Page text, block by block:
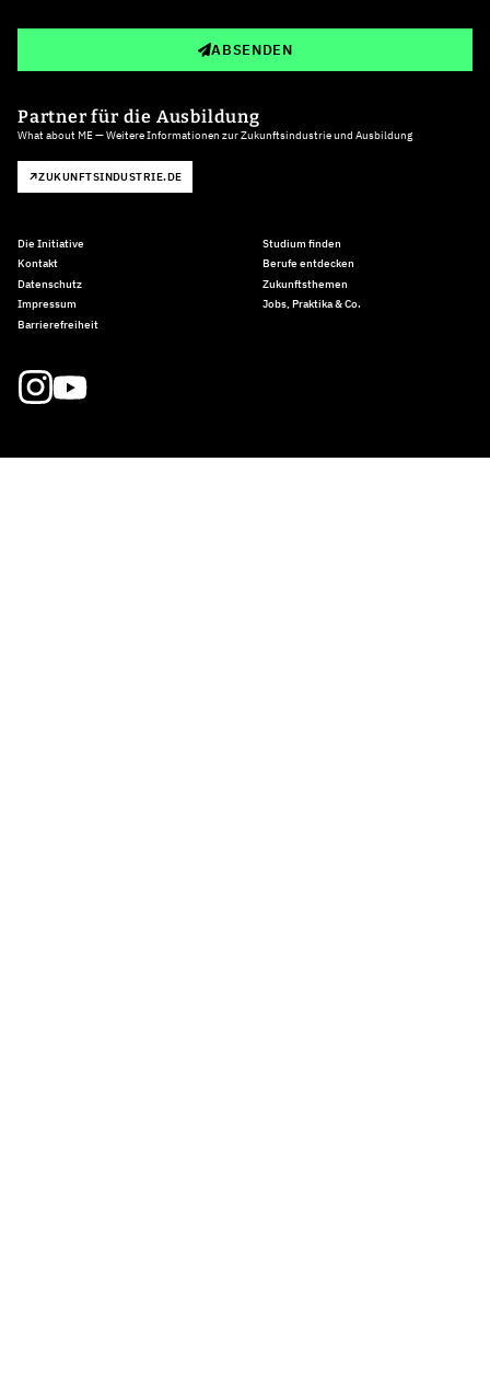
ABSENDEN
Partner für die Ausbildung
What about ME — Weitere Informationen zur Zukunftsindustrie und Ausbildung
ZUKUNFTSINDUSTRIE.DE
Die Initiative
Kontakt
Datenschutz
Impressum
Barrierefreiheit
Studium finden
Berufe entdecken
Zukunftsthemen
Jobs, Praktika & Co.